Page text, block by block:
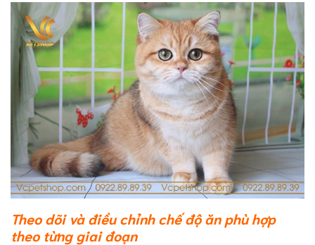
Theo dõi và điều chỉnh chế độ ăn phù hợp
theo từng giai đoạn